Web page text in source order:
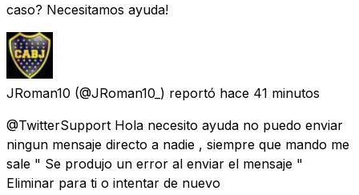
caso? Necesitamos ayuda!
JRoman10 (@JRoman10_) reportó hace 41 minutos
@TwitterSupport Hola necesito ayuda no puedo enviar
ningun mensaje directo a nadie , siempre que mando me
sale " Se produjo un error al enviar el mensaje "
Eliminar para ti o intentar de nuevo